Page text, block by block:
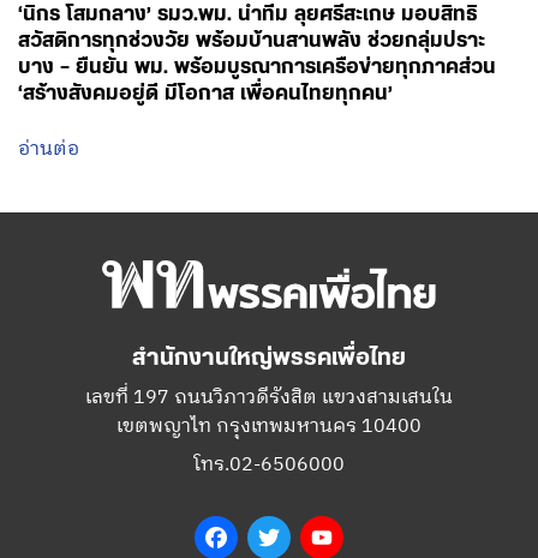
‘นิกร โสมกลาง’ รมว.พม. นำทีม ลุยศรีสะเกษ มอบสิทธิ
สวัสดิการทุกช่วงวัย พร้อมบ้านสานพลัง ช่วยกลุ่มปราะ
บาง – ยืนยัน พม. พร้อมบูรณาการเครือข่ายทุกภาคส่วน
‘สร้างสังคมอยู่ดี มีโอกาส เพื่อคนไทยทุกคน’
อ่านต่อ
สำนักงานใหญ่พรรคเพื่อไทย
เลขที่ 197 ถนนวิภาวดีรังสิต แขวงสามเสนใน
เขตพญาไท กรุงเทพมหานคร 10400
โทร.02-6506000
FacebookTwitter